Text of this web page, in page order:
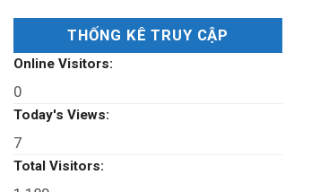
THỐNG KÊ TRUY CẬP
Online Visitors:
0
Today's Views:
7
Total Visitors: